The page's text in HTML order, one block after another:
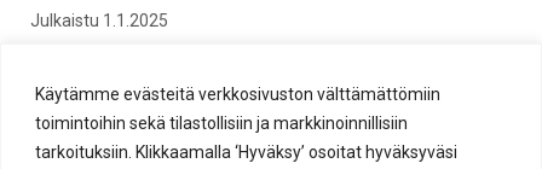
Käytämme evästeitä verkkosivuston välttämättömiin
toimintoihin sekä tilastollisiin ja markkinoinnillisiin
tarkoituksiin. Klikkaamalla ‘Hyväksy’ osoitat hyväksyväsi
Julkaistu 1.1.2025